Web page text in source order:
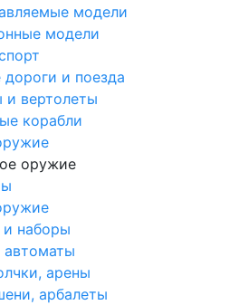
модели
модели
и поезда
вертолеты
корабли
оружие
наборы
автоматы
арены
арбалеты